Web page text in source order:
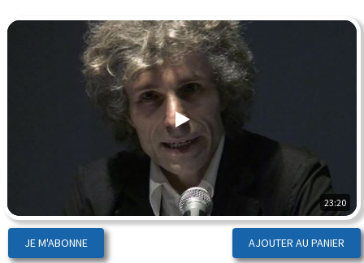
23:20
JE M'ABONNE